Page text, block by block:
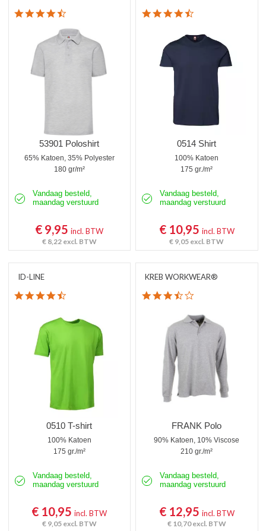
53901 Poloshirt
65% Katoen, 35% Polyester
180 gr/m²
Vandaag besteld,
maandag verstuurd
€ 9,95incl. BTW
€ 8,22 excl. BTW
0514 Shirt
100% Katoen
175 gr./m²
Vandaag besteld,
maandag verstuurd
€ 10,95 incl. BTW
€ 9,05 excl. BTW
ID-LINE
0510 T-shirt
100% Katoen
175 gr./m²
Vandaag besteld,
maandag verstuurd
€ 10,95incl. BTW
€ 9,05 excl. BTW
KREB WORKWEAR®
3.7 star rating
FRANK Polo
90% Katoen, 10% Viscose
210 gr./m²
Vandaag besteld,
maandag verstuurd
€ 12,95 incl. BTW
€ 10,70excl. BTW